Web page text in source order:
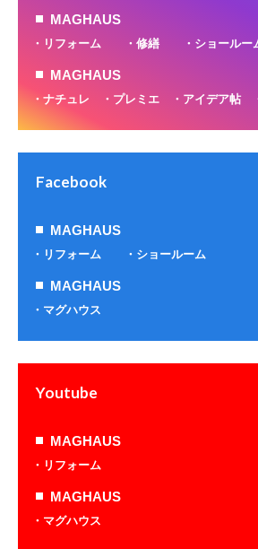
MAGHAUS
リフォーム 修繕 ショールー
MAGHAUS
ナチュレ プレミエ アイデア帖
Facebook
MAGHAUS
リフォーム ショールーム
MAGHAUS
マグハウス
Youtube
MAGHAUS
リフォーム
MAGHAUS
マグハウス